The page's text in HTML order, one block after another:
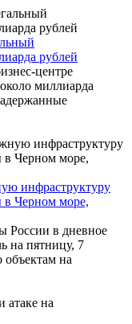
рублей
центре
миллиарда
инфраструктуру
в Черном море,
России в дневное
на пятницу, 7
объектам на